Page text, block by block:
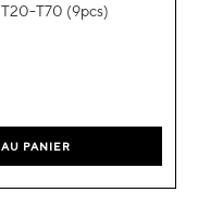
T70 (9pcs)
PANIER